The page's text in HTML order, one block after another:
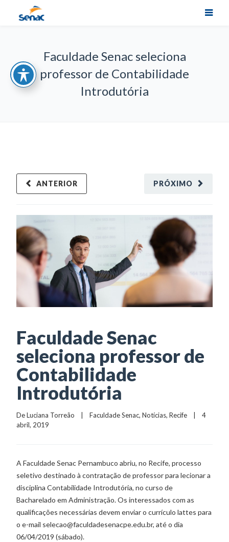
Faculdade Senac seleciona
professor de Contabilidade
Introdutória
PRÓXIMO
ANTERIOR
Faculdade Senac
seleciona professor de
Contabilidade
Introdutória
De Luciana Torreão
    |
Faculdade Senac, Notícias, Recife
    |    4
abril, 2019
A Faculdade Senac Pernambuco abriu, no Recife, processo
seletivo destinado à contratação de professor para lecionar a
disciplina Contabilidade Introdutória, no curso de
Bacharelado em Administração. Os interessados com as
qualificações necessárias devem enviar o currículo lattes para
o e-mail selecao@faculdadesenacpe.edu.br, até o dia
06/04/2019 (sábado).